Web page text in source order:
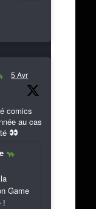
5 Avr
comics
au cas
Game
!